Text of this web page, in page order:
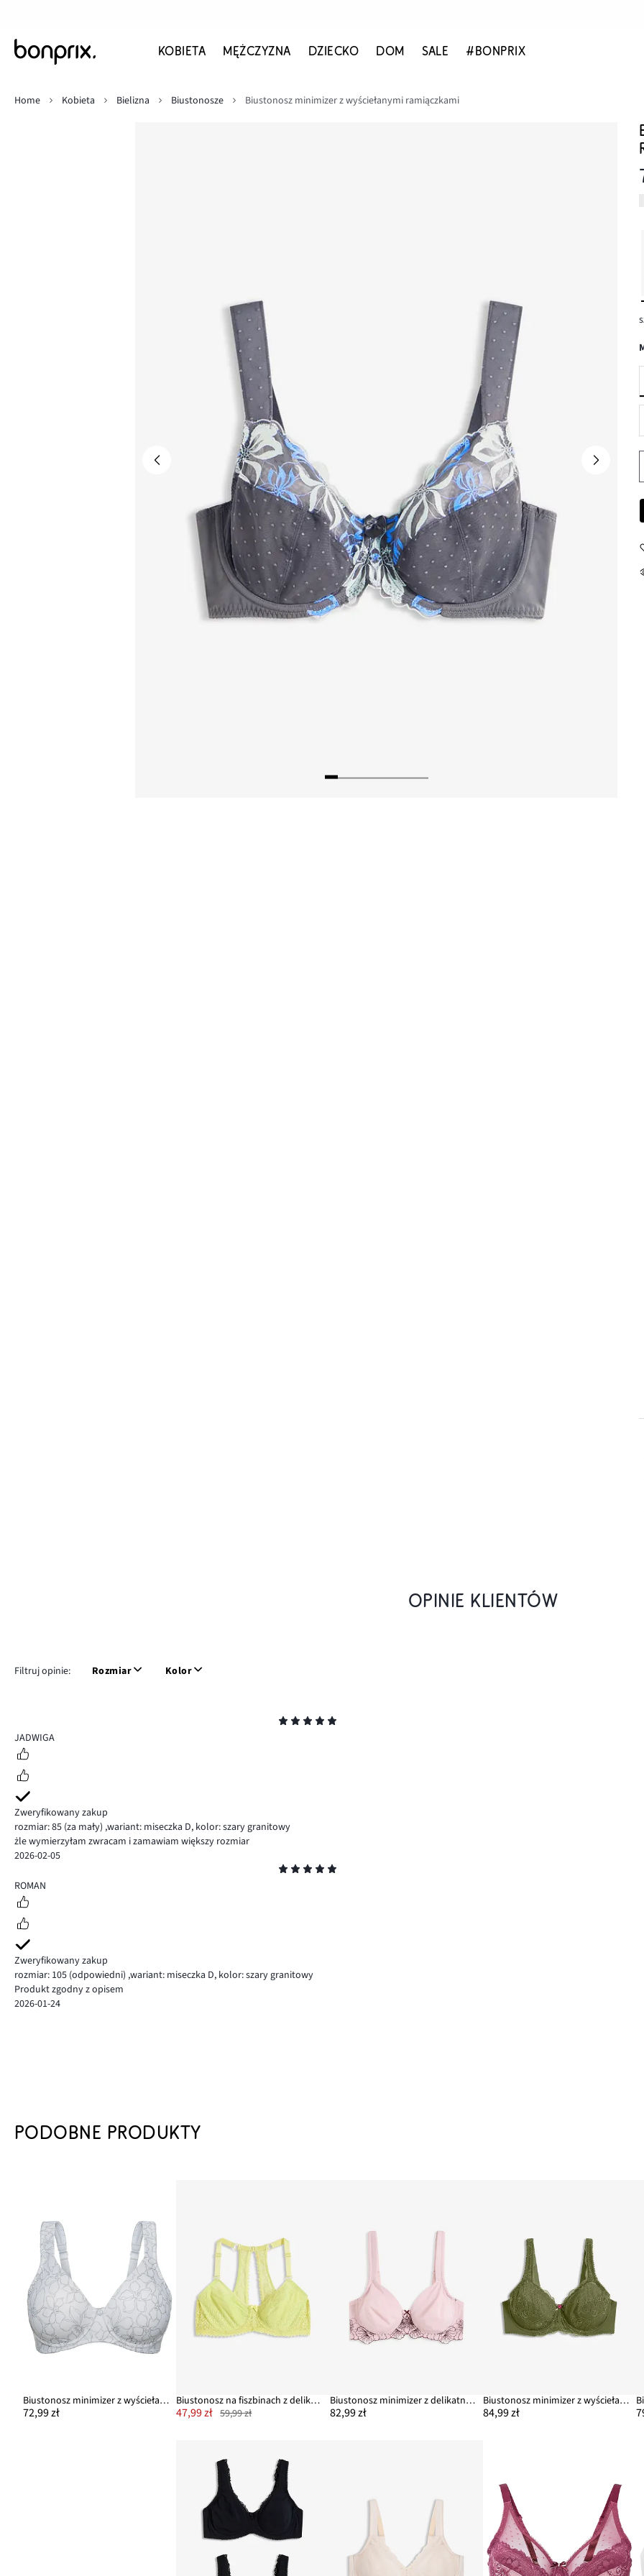
KOBIETA MĘŻCZYZNA DZIECKO DOM SALE #BONPRIX
Home
Kobieta Bielizna Biustonosze Biustonosz minimizer z wyściełanymi ramiączkami
OPINIE KLIENTÓW
Filtruj opinie: Rozmiar Kolor
5
JADWIGA
Zweryfikowany zakup
rozmiar: 85 (za mały) ,wariant: miseczka D, kolor: szary granitowy
żle wymierzyłam zwracam i zamawiam większy rozmiar
2026-02-05
5
ROMAN
Zweryfikowany zakup
rozmiar: 105 (odpowiedni) ,wariant: miseczka D, kolor: szary granitowy
Produkt zgodny z opisem
2026-01-24
PODOBNE PRODUKTY
Biustonosz minimizer z wyściełanymi ramiączkami
72,99 zł
Biustonosz na fiszbinach z delikatną koronką
47,99 zł 59,99 zł
Biustonosz minimizer z delikatnym haftem
82,99 zł
Biustonosz minimizer z wyściełanymi ramiączkami
84,99 zł